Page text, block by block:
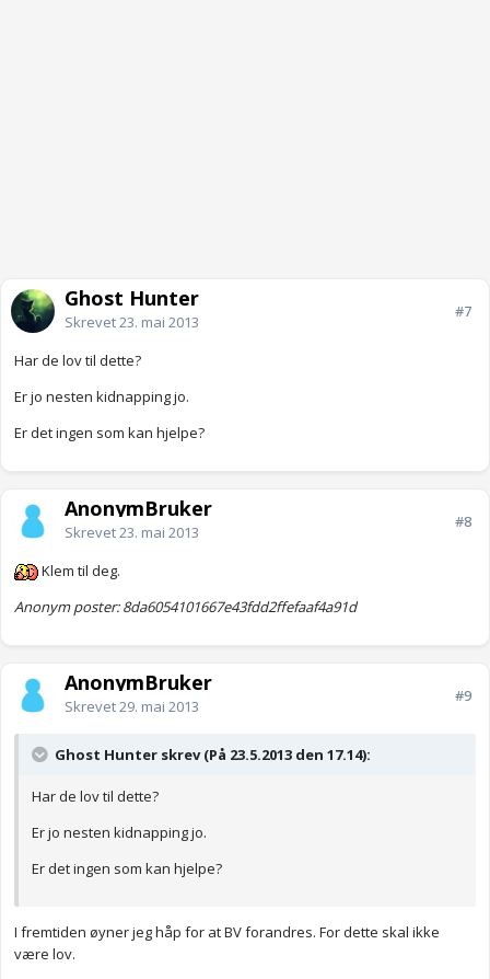
Ghost Hunter
Skrevet23. mai 2013
#7
Har de lov til dette?
Er jo nesten kidnapping jo.
Er det ingen som kan hjelpe?
AnonymBruker
Skrevet23. mai 2013
#8
Klem til deg.
Anonym poster: 8da6054101667e43fdd2ffefaaf4a91d
AnonymBruker
Skrevet29. mai 2013
#9
Ghost Hunter skrev (På 23.5.2013 den 17.14):
Har de lov til dette?
Er jo nesten kidnapping jo.
Er det ingen som kan hjelpe?
I fremtiden øyner jeg håp for at BV forandres. For dette skal ikke
være lov.